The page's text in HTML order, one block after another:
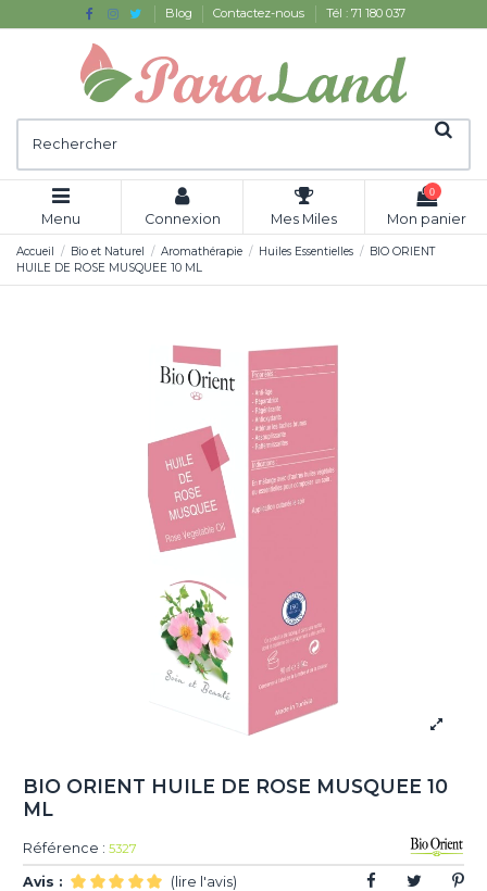
Blog Contactez-nous Tél : 71 180 037
Menu Connexion Mes Miles
0
Mon panier
Accueil Bio et Naturel Aromathérapie Huiles Essentielles
BIO ORIENT
HUILE DE ROSE MUSQUEE 10 ML
BIO ORIENT HUILE DE ROSE MUSQUEE 10
ML
Référence : 5327
Avis : (lire l'avis)